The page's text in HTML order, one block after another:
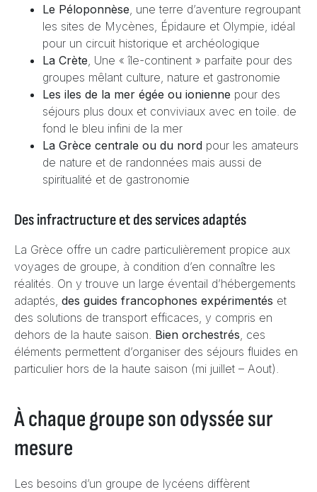
Le Péloponnèse , une terre d’aventure regroupant
les sites de Mycènes, Épidaure et Olympie, idéal
pour un circuit historique et archéologique
La Crète , Une « île-continent » parfaite pour des
groupes mêlant culture, nature et gastronomie
Les iles de la mer égée ou ionienne pour des
séjours plus doux et conviviaux avec en toile. de
fond le bleu infini de la mer
La Grèce centrale ou du nord pour les amateurs
de nature et de randonnées mais aussi de
spiritualité et de gastronomie
Des infractructure et des services adaptés
La Grèce offre un cadre particulièrement propice aux
voyages de groupe, à condition d’en connaître les
réalités. On y trouve un large éventail d’hébergements
adaptés, des guides francophones expérimentés et
des solutions de transport efficaces, y compris en
dehors de la haute saison. Bien orchestrés, ces
éléments permettent d’organiser des séjours fluides en
particulier hors de la haute saison (mi juillet – Aout).
À chaque groupe son odyssée sur
mesure
Les besoins d’un groupe de lycéens diffèrent